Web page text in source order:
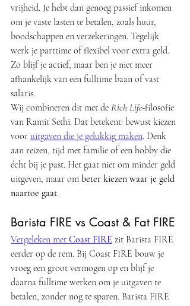
vrijheid. Je hebt dan genoeg passief inkomen
om je vaste lasten te betalen, zoals huur,
boodschappen en verzekeringen. Tegelijk
werk je parttime of flexibel voor extra geld.
Zo blijf je actief, maar ben je niet meer
afhankelijk van een fulltime baan of vast
salaris.
Wij combineren dit met de Rich Life-filosofie
van Ramit Sethi. Dat betekent: bewust kiezen
voor uitgaven die je gelukkig maken. Denk
aan reizen, tijd met familie of een hobby die
écht bij je past. Het gaat niet om minder geld
uitgeven, maar om beter kiezen waar je geld
naartoe gaat.
Barista FIRE vs Coast & Fat FIRE
Vergeleken met Coast FIRE zit Barista FIRE
eerder op de rem. Bij Coast FIRE bouw je
vroeg een groot vermogen op en blijf je
daarna fulltime werken om je uitgaven te
betalen, zonder nog te sparen. Barista FIRE